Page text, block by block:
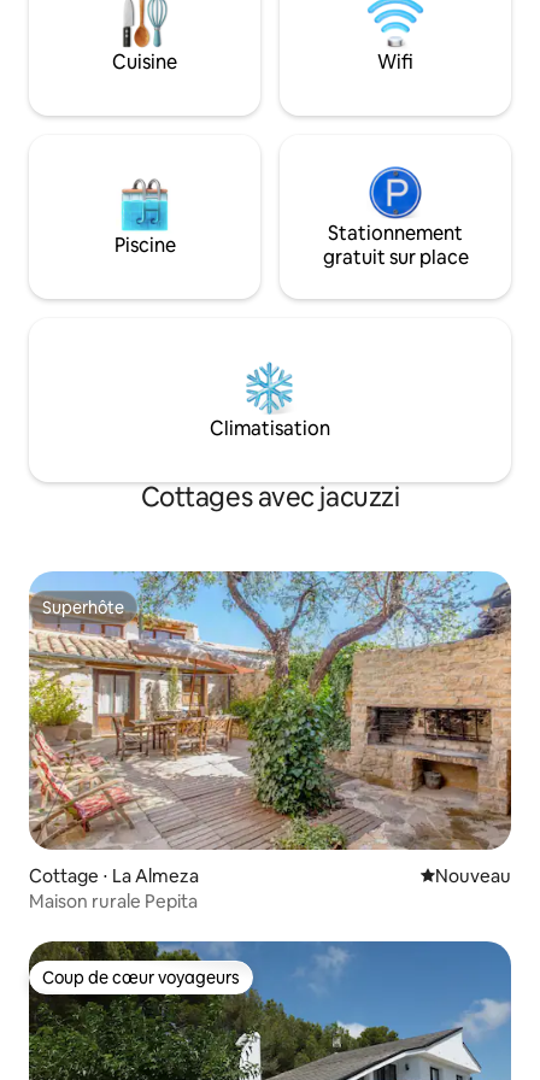
régions du Bas-
de Maestrazgo. > La maison n'est pas
partagée avec
Cuisine Wifi
Piscine
Stationnement
gratuit sur place
Climatisation
Cottages avec jacuzzi
Superhôte
Superhôte
Cottage ⋅ La Almeza Nouvel
Nouveau
Maison rurale Pepita
Coup de cœur voyageurs
Coup de cœur voyageurs